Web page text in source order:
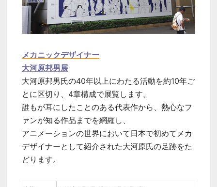
メカニックデザイナー
大河原邦男展
大河原邦男氏の40年以上にわたる活動を約10年ご
とに区切り、4章構成で展覧します。
誰もが耳にしたことのある代表作から、熱心なフ
ァンが知る作品までを網羅し、
アニメーションの世界において日本で初めてメカ
デザイナーとして紹介された大河原氏の足跡をた
どります。